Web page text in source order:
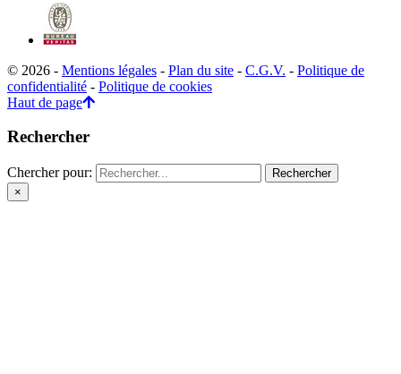
© 2026 - Mentions légales - Plan du site - C.G.V. - Politique de
confidentialité - Politique de cookies
Haut de page
Rechercher
Chercher pour:
×